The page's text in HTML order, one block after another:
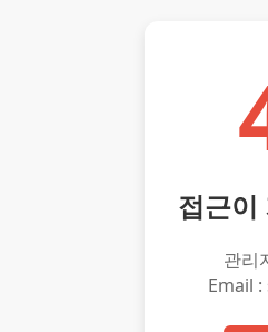
접근이
관리
Email